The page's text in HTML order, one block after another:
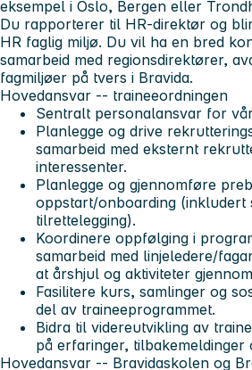
eksempel i Oslo, Bergen eller
Du rapporterer til HR-direktør og
HR faglig miljø. Du vil ha en bred
samarbeid med regionsdirektører,
fagmiljøer på tvers i Bravida.
Hovedansvar -- traineeordningen
Sentralt personalansvar for
Planlegge og drive
samarbeid med eksternt
interessenter.
Planlegge og gjennomføre
oppstart/onboarding (inkludert
tilrettelegging).
Koordinere oppfølging i
samarbeid med linjeledere/
at årshjul og aktiviteter
Fasilitere kurs, samlinger og
del av traineeprogrammet.
Bidra til videreutvikling av
på erfaringer, tilbakemeldinger
Hovedansvar -- Bravidaskolen og